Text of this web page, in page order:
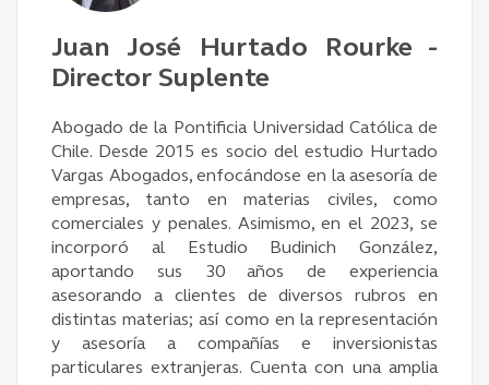
Juan José Hurtado Rourke -
Director Suplente
Abogado de la Pontificia Universidad Católica de
Chile. Desde 2015 es socio del estudio Hurtado
Vargas Abogados, enfocándose en la asesoría de
empresas, tanto en materias civiles, como
comerciales y penales. Asimismo, en el 2023, se
incorporó al Estudio Budinich González,
aportando sus 30 años de experiencia
asesorando a clientes de diversos rubros en
distintas materias; así como en la representación
y asesoría a compañías e inversionistas
particulares extranjeras. Cuenta con una amplia